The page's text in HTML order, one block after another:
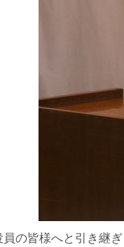
の皆様へと引き継ぎ